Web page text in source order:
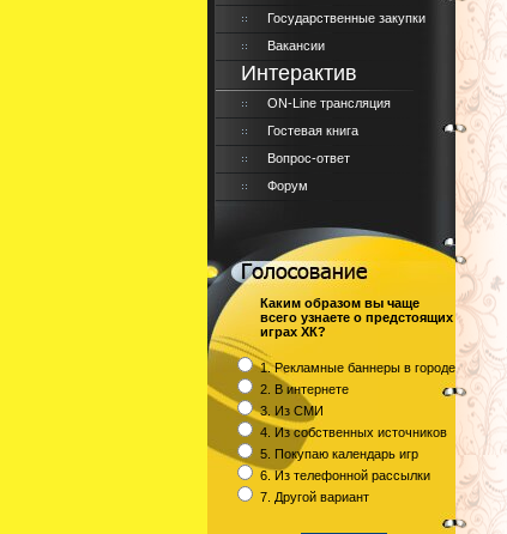
Государственные закупки
Вакансии
Интерактив
ON-Line трансляция
Гостевая книга
Вопрос-ответ
Форум
Каким образом вы чаще
всего узнаете о предстоящих
играх ХК?
1. Рекламные баннеры в городе
2. В интернете
3. Из СМИ
4. Из собственных источников
5. Покупаю календарь игр
6. Из телефонной рассылки
7. Другой вариант